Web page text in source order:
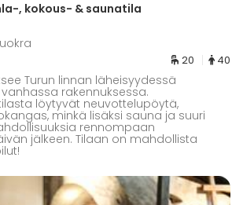
, kokous- & saunatila
20 40
Turun linnan läheisyydessä
rakennuksessa.
löytyvät neuvottelupöytä,
minkä lisäksi sauna ja suuri
rennompaan
jälkeen. Tilaan on mahdollista